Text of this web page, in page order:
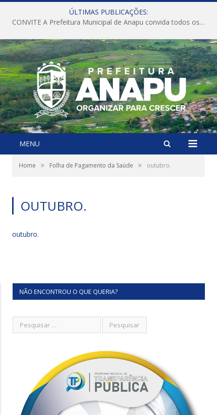
ÚLTIMAS PUBLICAÇÕES:
CONVITE A Prefeitura Municipal de Anapu convida todos os servidores públicos municipais para participarem da Audiência Pública de discussão da Lei de Diretrizes Orçamentárias (LDO), importante instrumento de planejamento das ações e investimentos da Administração Pública para o próximo exercício financeiro.
MENU
Home » Folha de Pagamento da Saúde » outubro.
OUTUBRO.
outubro.
NÃO ENCONTROU O QUE QUERIA?